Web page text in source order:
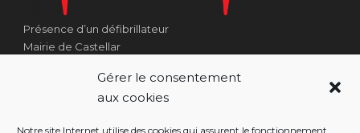
Gérer le consentement
aux cookies
Notre site Internet utilise des cookies qui assurent le fonctionnement
Présence d’un défibrillateur
Mairie de Castellar
Côté Escalier Rue Sarrail
06500 Castellar